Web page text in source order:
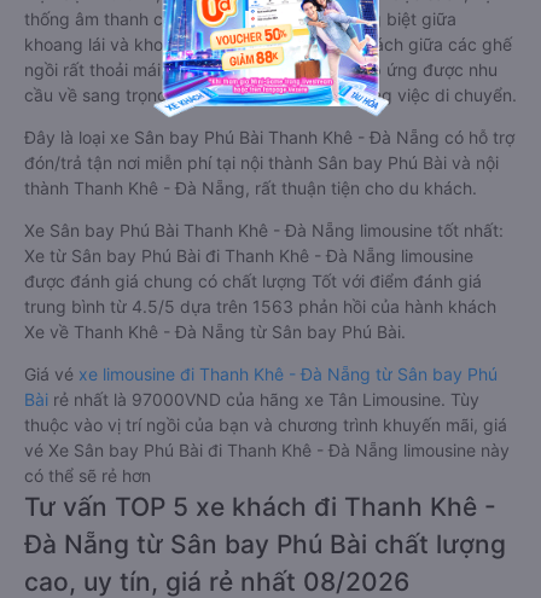
thống âm thanh cao cấp. Có vách ngăn riêng biệt giữa
khoang lái và khoang hành khách. Khoảng cách giữa các ghế
ngồi rất thoải mái, không nhồi nhét. Luôn đáp ứng được nhu
cầu về sang trọng, thoải mái và tiện nghi trong việc di chuyển.
Đây là loại xe Sân bay Phú Bài Thanh Khê - Đà Nẵng có hỗ trợ
đón/trả tận nơi miễn phí tại nội thành Sân bay Phú Bài và nội
thành Thanh Khê - Đà Nẵng, rất thuận tiện cho du khách.
Xe Sân bay Phú Bài Thanh Khê - Đà Nẵng limousine tốt nhất:
Xe từ Sân bay Phú Bài đi Thanh Khê - Đà Nẵng limousine
được đánh giá chung có chất lượng Tốt với điểm đánh giá
trung bình từ 4.5/5 dựa trên 1563 phản hồi của hành khách
Xe về Thanh Khê - Đà Nẵng từ Sân bay Phú Bài.
Giá vé xe limousine đi Thanh Khê - Đà Nẵng từ Sân bay Phú
Bài rẻ nhất là 97000VND của hãng xe Tân Limousine. Tùy
thuộc vào vị trí ngồi của bạn và chương trình khuyến mãi, giá
vé Xe Sân bay Phú Bài đi Thanh Khê - Đà Nẵng limousine này
có thể sẽ rẻ hơn
Tư vấn TOP 5 xe khách đi Thanh Khê -
Đà Nẵng từ Sân bay Phú Bài chất lượng
cao, uy tín, giá rẻ nhất 08/2026